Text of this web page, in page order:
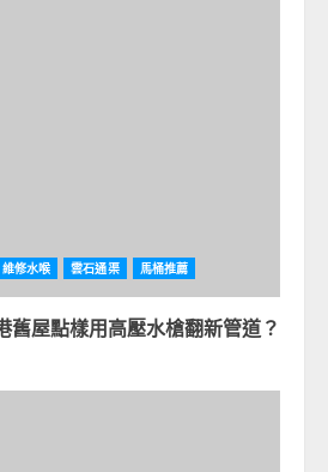
維修水喉 雲石通渠 馬桶推薦
舊屋點樣用高壓水槍翻新管道？